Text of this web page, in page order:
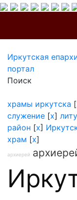
Иркутская
портал
Поиск
храмы иркутска [
служение [x]
район [x]
храм [x]
архиерей